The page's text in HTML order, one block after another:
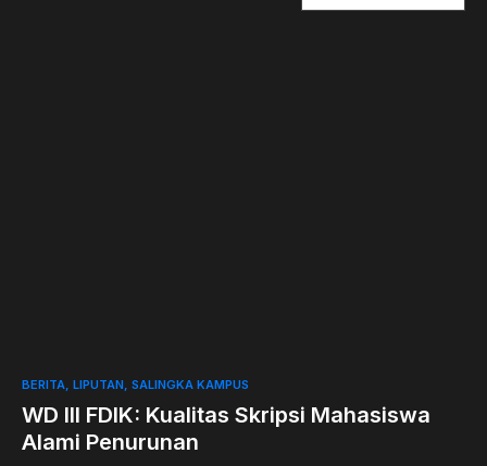
BERITA LIPUTAN SALINGKA KAMPUS
WD III FDIK: Kualitas Skripsi Mahasiswa
Alami Penurunan